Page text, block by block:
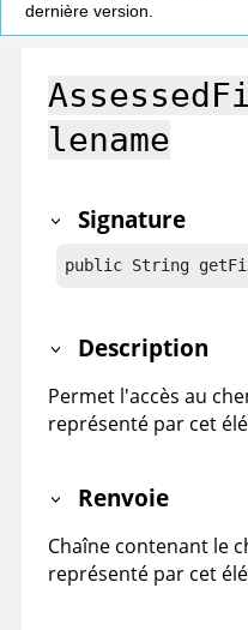
dernière version.
lename
Signature
public String
Description
Permet l'accès au
représenté par cet
Renvoie
Chaîne contenant le
représenté par cet